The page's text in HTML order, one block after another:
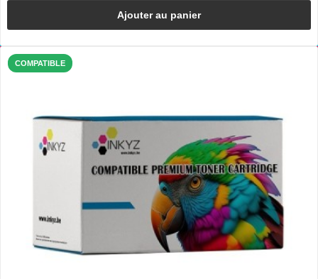
Ajouter au panier
COMPATIBLE